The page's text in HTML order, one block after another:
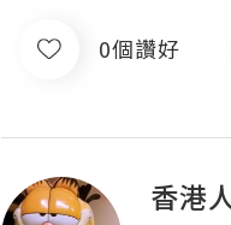
0個讚好
香港